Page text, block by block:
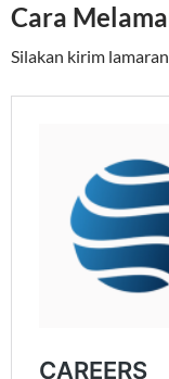
Cara
Silakan kirim